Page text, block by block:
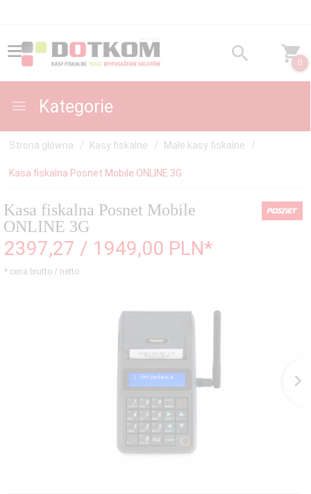
0
Kategorie
Strona główna Kasy fiskalne Małe kasy fiskalne
Kasa fiskalna Posnet Mobile ONLINE 3G
Kasa fiskalna Posnet Mobile
ONLINE 3G
2397,27 / 1949,00 PLN*
* cena brutto / netto